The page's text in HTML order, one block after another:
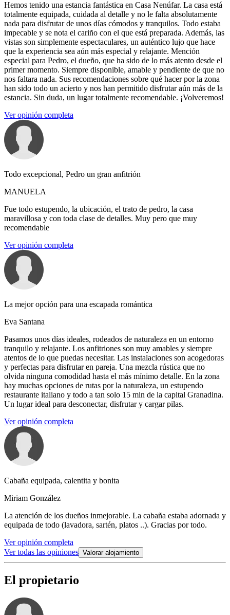
Hemos tenido una estancia fantástica en Casa Nenúfar. La casa está
totalmente equipada, cuidada al detalle y no le falta absolutamente
nada para disfrutar de unos días cómodos y tranquilos. Todo estaba
impecable y se nota el cariño con el que está preparada. Además, las
vistas son simplemente espectaculares, un auténtico lujo que hace
que la experiencia sea aún más especial y relajante. Mención
especial para Pedro, el dueño, que ha sido de lo más atento desde el
primer momento. Siempre disponible, amable y pendiente de que no
nos faltara nada. Sus recomendaciones sobre qué hacer por la zona
han sido todo un acierto y nos han permitido disfrutar aún más de la
estancia. Sin duda, un lugar totalmente recomendable. ¡Volveremos!
Ver opinión completa
Todo excepcional, Pedro un gran anfitrión
MANUELA
Fue todo estupendo, la ubicación, el trato de pedro, la casa
maravillosa y con toda clase de detalles. Muy pero que muy
recomendable
Ver opinión completa
La mejor opción para una escapada romántica
Eva Santana
Pasamos unos días ideales, rodeados de naturaleza en un entorno
tranquilo y relajante. Los anfitriones son muy amables y siempre
atentos de lo que puedas necesitar. Las instalaciones son acogedoras
y perfectas para disfrutar en pareja. Una mezcla rústica que no
olvida ninguna comodidad hasta el más mínimo detalle. En la zona
hay muchas opciones de rutas por la naturaleza, un estupendo
restaurante italiano y todo a tan solo 15 min de la capital Granadina.
Un lugar ideal para desconectar, disfrutar y cargar pilas.
Ver opinión completa
Cabaña equipada, calentita y bonita
Miriam González
La atención de los dueños inmejorable. La cabaña estaba adornada y
equipada de todo (lavadora, sartén, platos ..). Gracias por todo.
Ver opinión completa
Ver todas las opiniones Valorar alojamiento
El propietario